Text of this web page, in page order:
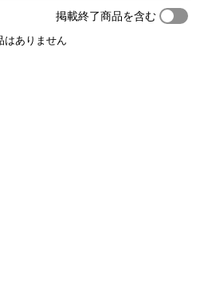
掲載終了商品を含む
はありません